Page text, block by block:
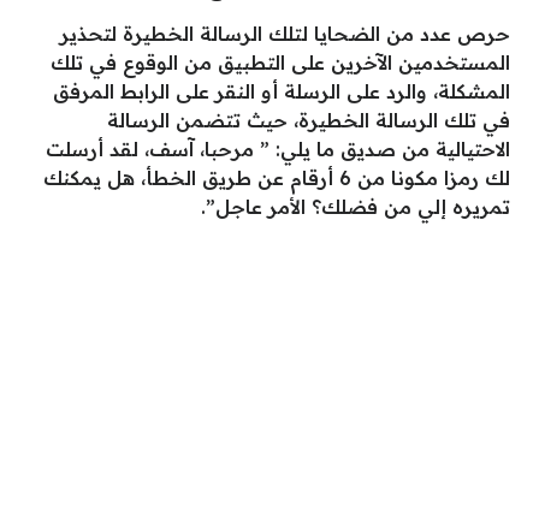
حرص عدد من الضحايا لتلك الرسالة الخطيرة لتحذير
المستخدمين الآخرين على التطبيق من الوقوع في تلك
المشكلة، والرد على الرسلة أو النقر على الرابط المرفق
في تلك الرسالة الخطيرة، حيث تتضمن الرسالة
الاحتيالية من صديق ما يلي: ” مرحبا، آسف، لقد أرسلت
لك رمزا مكونا من 6 أرقام عن طريق الخطأ، هل يمكنك
تمريره إلي من فضلك؟ الأمر عاجل”.